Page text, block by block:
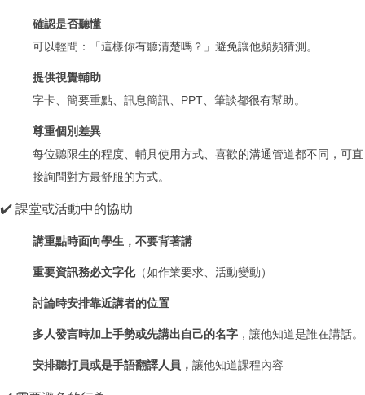
確認是否聽懂
可以輕問：「這樣你有聽清楚嗎？」避免讓他頻頻猜測。
提供視覺輔助
字卡、簡要重點、訊息簡訊、PPT、筆談都很有幫助。
尊重個別差異
每位聽限生的程度、輔具使用方式、喜歡的溝通管道都不同，可直
接詢問對方最舒服的方式。
✔️ 課堂或活動中的協助
講重點時面向學生，不要背著講
重要資訊務必文字化（如作業要求、活動變動）
討論時安排靠近講者的位置
多人發言時加上手勢或先講出自己的名字 ，讓他知道是誰在講話。
安排聽打員或是手語翻譯人員， 讓他知道課程內容